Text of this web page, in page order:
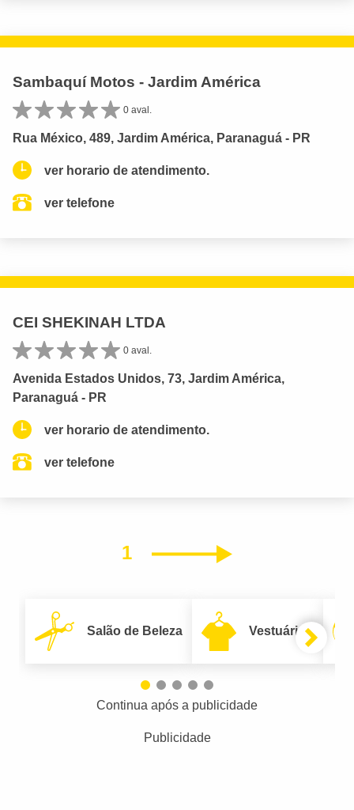
Sambaquí Motos - Jardim América
0 aval.
Rua México, 489, Jardim América, Paranaguá - PR
ver horario de atendimento.
ver telefone
CEI SHEKINAH LTDA
0 aval.
Avenida Estados Unidos, 73, Jardim América,
Paranaguá - PR
ver horario de atendimento.
ver telefone
1 Próximo
Salão de Beleza Vestuário
Continua após a publicidade
Publicidade